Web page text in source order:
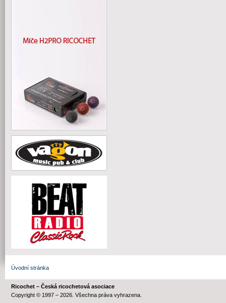
Úvodní stránka
Ricochet – Česká ricochetová asociace
Copyright © 1997 – 2026. Všechna práva vyhrazena.